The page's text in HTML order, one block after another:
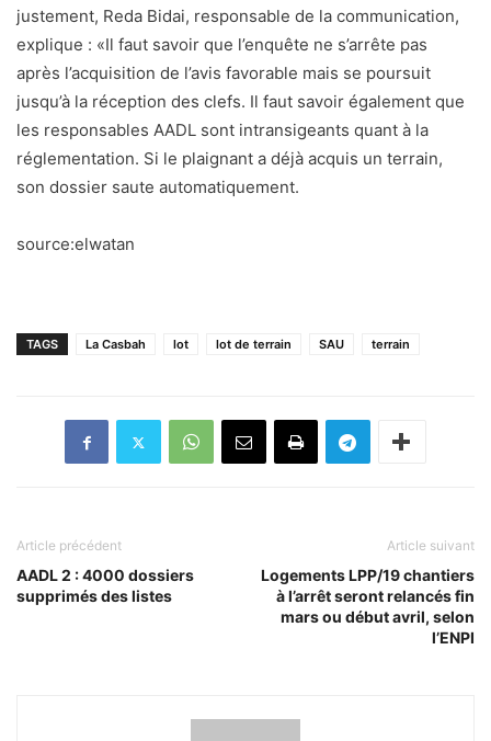
justement, Reda Bidai, responsable de la communication,
explique : «Il faut savoir que l’enquête ne s’arrête pas
après l’acquisition de l’avis favorable mais se poursuit
jusqu’à la réception des clefs. Il faut savoir également que
les responsables AADL sont intransigeants quant à la
réglementation. Si le plaignant a déjà acquis un terrain,
son dossier saute automatiquement.
source:elwatan
TAGS La Casbah lot lot de terrain SAU terrain
Article précédent
AADL 2 : 4000 dossiers
supprimés des listes
Article suivant
Logements LPP/19 chantiers
à l’arrêt seront relancés fin
mars ou début avril, selon
l’ENPI